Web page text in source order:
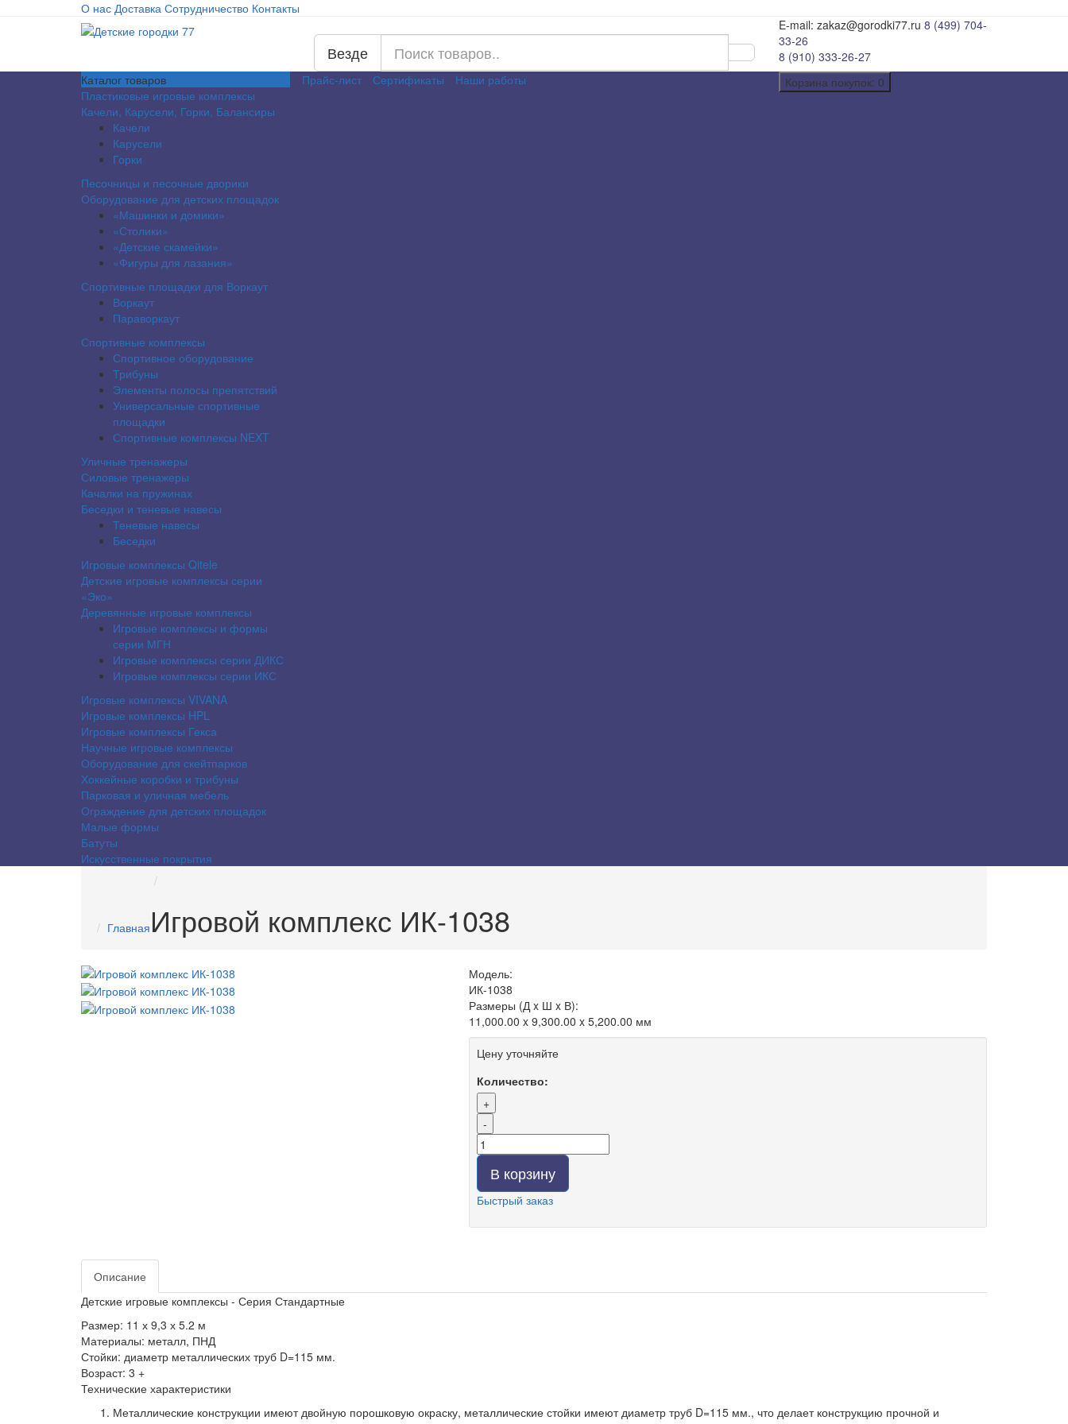
О нас Доставка Сотрудничество Контакты
Везде
E-mail: zakaz@gorodki77.ru 8 (499) 704-
33-26
8 (910) 333-26-27
Каталог товаров
Пластиковые игровые комплексы
Качели, Карусели, Горки, Балансиры
Качели
Карусели
Горки
Песочницы и песочные дворики
Оборудование для детских площадок
«Машинки и домики»
«Столики»
«Детские скамейки»
«Фигуры для лазания»
Спортивные площадки для Воркаут
Воркаут
Параворкаут
Спортивные комплексы
Спортивное оборудование
Трибуны
Элементы полосы препятствий
Универсальные спортивные
площадки
Спортивные комплексы NEXT
Уличные тренажеры
Силовые тренажеры
Качалки на пружинах
Беседки и теневые навесы
Теневые навесы
Беседки
Игровые комплексы Qitele
Детские игровые комплексы серии
«Эко»
Деревянные игровые комплексы
Игровые комплексы и формы
серии МГН
Игровые комплексы серии ДИКС
Игровые комплексы серии ИКС
Игровые комплексы VIVANA
Игровые комплексы HPL
Игровые комплексы Гекса
Научные игровые комплексы
Оборудование для скейтпарков
Хоккейные коробки и трибуны
Парковая и уличная мебель
Ограждение для детских площадок
Малые формы
Батуты
Искусственные покрытия
Прайс-лист Сертификаты Наши работы Корзинапокупок: 0
Главная Игровой комплекс ИК-1038
Модель:
ИК-1038
Размеры (Д x Ш x В):
11,000.00 x 9,300.00 x 5,200.00 мм
Цену уточняйте
Количество:
+
-
В корзину
Быстрый заказ
Описание
Детские игровые комплексы - Серия Стандартные
Размер: 11 х 9,3 х 5.2 м
Материалы: металл, ПНД
Стойки: диаметр металлических труб D=115 мм.
Возраст: 3 +
Технические характеристики
Металлические конструкции имеют двойную порошковую окраску, металлические стойки имеют диаметр труб D=115 мм., что делает конструкцию прочной и